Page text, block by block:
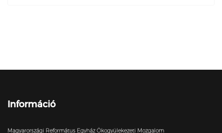
Információ
Magyarországi Református Egyház Ökogyülekezeti Mozgalom